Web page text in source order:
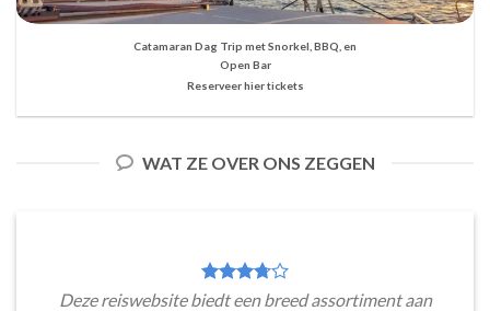
Catamaran Dag Trip met Snorkel, BBQ, en
Open Bar
Reserveer hier tickets
WAT ZE OVER ONS ZEGGEN
Deze reiswebsite biedt een breed assortiment aan